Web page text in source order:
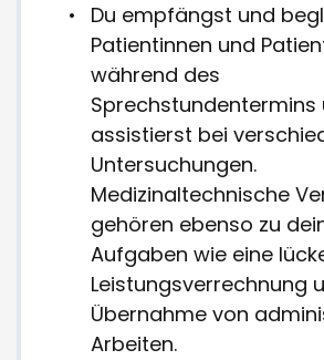
Du empfängst und
Patientinnen und
während des
Sprechstundentermins
assistierst bei
Untersuchungen.
Medizinaltechnische
gehören ebenso zu
Aufgaben wie eine
Leistungsverrechnung
Übernahme von
Arbeiten.